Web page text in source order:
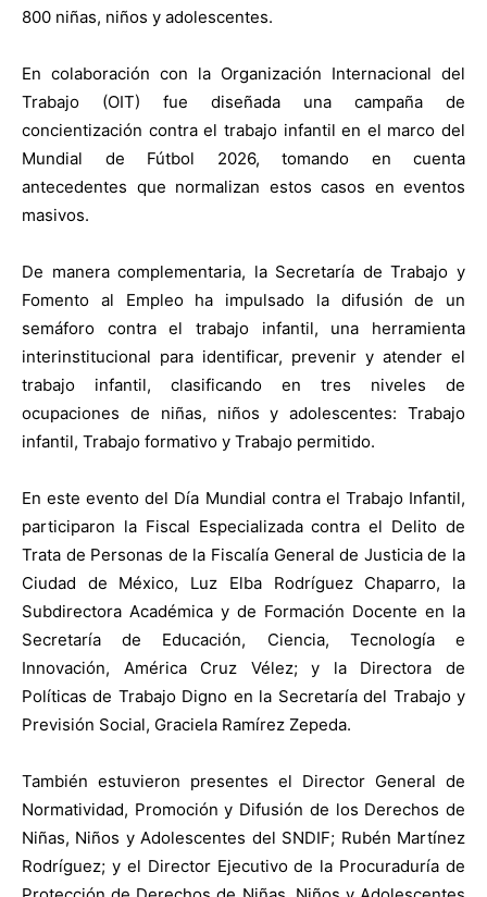
800 niñas, niños y adolescentes.
En colaboración con la Organización Internacional del
Trabajo (OIT) fue diseñada una campaña de
concientización contra el trabajo infantil en el marco del
Mundial de Fútbol 2026, tomando en cuenta
antecedentes que normalizan estos casos en eventos
masivos.
De manera complementaria, la Secretaría de Trabajo y
Fomento al Empleo ha impulsado la difusión de un
semáforo contra el trabajo infantil, una herramienta
interinstitucional para identificar, prevenir y atender el
trabajo infantil, clasificando en tres niveles de
ocupaciones de niñas, niños y adolescentes: Trabajo
infantil, Trabajo formativo y Trabajo permitido.
En este evento del Día Mundial contra el Trabajo Infantil,
participaron la Fiscal Especializada contra el Delito de
Trata de Personas de la Fiscalía General de Justicia de la
Ciudad de México, Luz Elba Rodríguez Chaparro, la
Subdirectora Académica y de Formación Docente en la
Secretaría de Educación, Ciencia, Tecnología e
Innovación, América Cruz Vélez; y la Directora de
Políticas de Trabajo Digno en la Secretaría del Trabajo y
Previsión Social, Graciela Ramírez Zepeda.
También estuvieron presentes el Director General de
Normatividad, Promoción y Difusión de los Derechos de
Niñas, Niños y Adolescentes del SNDIF; Rubén Martínez
Rodríguez; y el Director Ejecutivo de la Procuraduría de